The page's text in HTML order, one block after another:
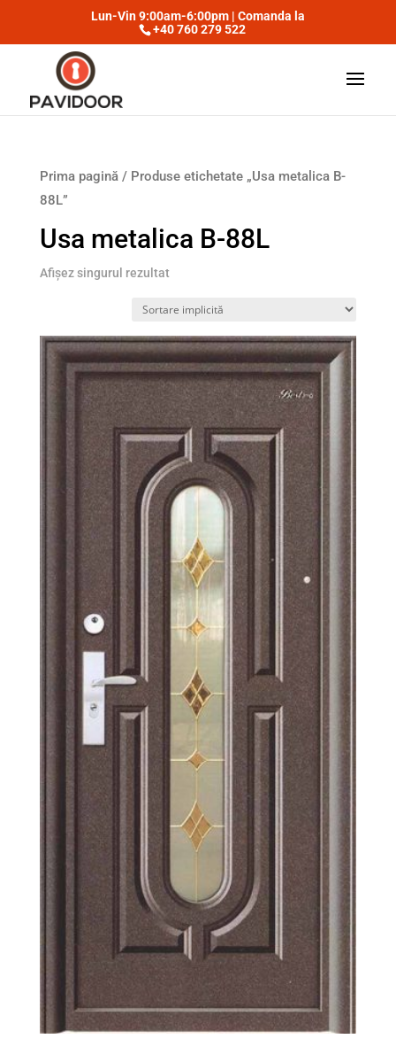
Lun-Vin 9:00am-6:00pm | Comanda la
+40 760 279 522
Prima pagină/ Produse etichetate „Usa metalica B-
88L”
Usa metalica B-88L
Afișez singurul rezultat